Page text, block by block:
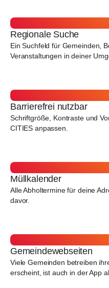
Regionale Suche
Ein Suchfeld für Gemeinden,
Veranstaltungen in deiner
Barrierefrei nutzbar
Schriftgröße, Kontraste und
CITIES anpassen.
Müllkalender
Alle Abholtermine für deine
davor.
Gemeindewebseiten
Viele Gemeinden betreiben
erscheint, ist auch in der App